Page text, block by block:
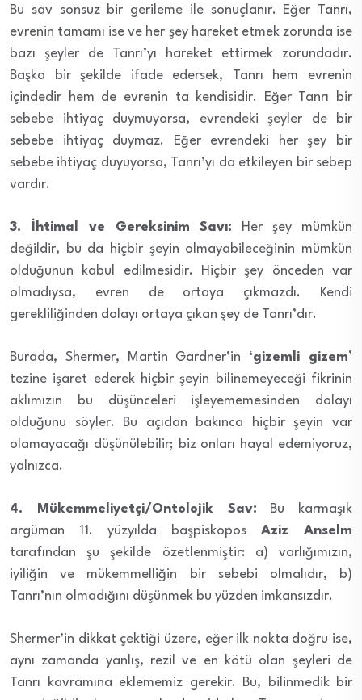
Bu sav sonsuz bir gerileme ile sonuçlanır. Eğer Tanrı,
evrenin tamamı ise ve her şey hareket etmek zorunda ise
bazı şeyler de Tanrı’yı hareket ettirmek zorundadır.
Başka bir şekilde ifade edersek, Tanrı hem evrenin
içindedir hem de evrenin ta kendisidir. Eğer Tanrı bir
sebebe ihtiyaç duymuyorsa, evrendeki şeyler de bir
sebebe ihtiyaç duymaz. Eğer evrendeki her şey bir
sebebe ihtiyaç duyuyorsa, Tanrı’yı da etkileyen bir sebep
vardır.
3. İhtimal ve Gereksinim Savı: Her şey mümkün
değildir, bu da hiçbir şeyin olmayabileceğinin mümkün
olduğunun kabul edilmesidir. Hiçbir şey önceden var
olmadıysa, evren de ortaya çıkmazdı. Kendi
gerekliliğinden dolayı ortaya çıkan şey de Tanrı’dır.
Burada, Shermer, Martin Gardner’in ‘gizemli gizem’
tezine işaret ederek hiçbir şeyin bilinemeyeceği fikrinin
aklımızın bu düşünceleri işleyememesinden dolayı
olduğunu söyler. Bu açıdan bakınca hiçbir şeyin var
olamayacağı düşünülebilir; biz onları hayal edemiyoruz,
yalnızca.
4. Mükemmeliyetçi/Ontolojik Sav: Bu karmaşık
argüman 11. yüzyılda başpiskopos Aziz Anselm
tarafından şu şekilde özetlenmiştir: a) varlığımızın,
iyiliğin ve mükemmelliğin bir sebebi olmalıdır, b)
Tanrı’nın olmadığını düşünmek bu yüzden imkansızdır.
Shermer’in dikkat çektiği üzere, eğer ilk nokta doğru ise,
aynı zamanda yanlış, rezil ve en kötü olan şeyleri de
Tanrı kavramına eklememiz gerekir. Bu, bilinmedik bir